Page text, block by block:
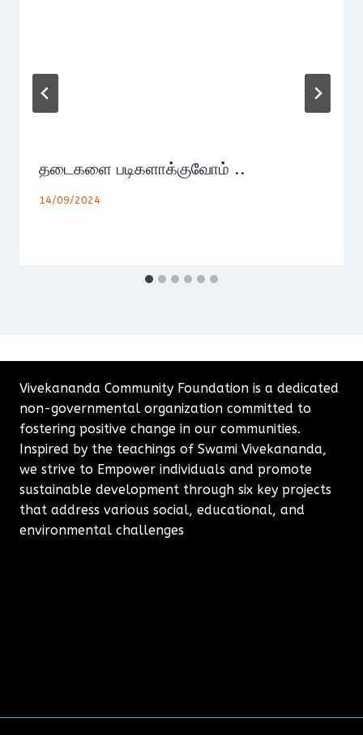
தடைகளை படிகளாக்குவோம் ..
14/09/2024
Vivekananda Community Foundation is a dedicated
non-governmental organization committed to
fostering positive change in our communities.
Inspired by the teachings of Swami Vivekananda,
we strive to Empower individuals and promote
sustainable development through six key projects
that address various social, educational, and
environmental challenges